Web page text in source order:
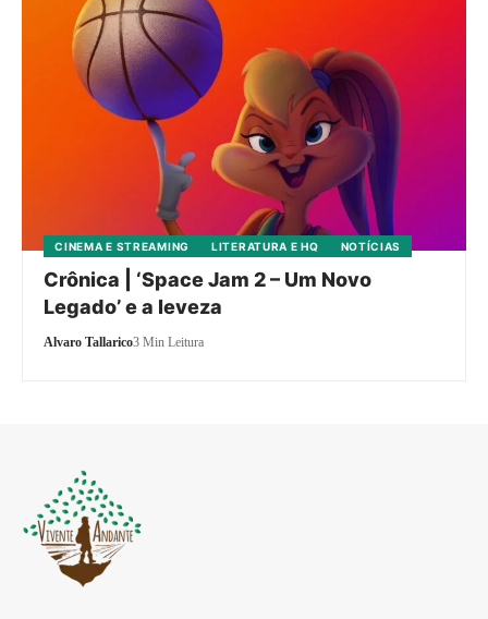
CINEMA E STREAMING LITERATURA E HQ NOTÍCIAS
Crônica | ‘Space Jam 2 – Um Novo
Legado’ e a leveza
Alvaro Tallarico3 Min Leitura